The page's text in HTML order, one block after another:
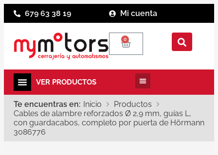
679 63 38 19 Mi cuenta
0
Te encuentras en: Inicio
Productos
Cables de alambre reforzados Ø 2,9 mm, guías L,
con guardacabos, completo por puerta de Hörmann
3086776